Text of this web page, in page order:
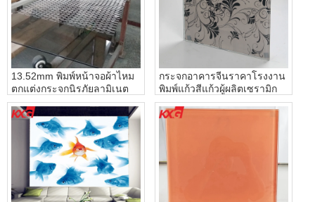
13.52mm พิมพ์หน้าจอผ้าไหม
ตกแต่งกระจกนิรภัยลามิเนต
กระจกอาคารจีนโรงงานแก้ว
ของ
กระจกอาคารจีนราคาโรงงาน
พิมพ์แก้วสีแก้วผู้ผลิตเซรามิก
frit แก้ว